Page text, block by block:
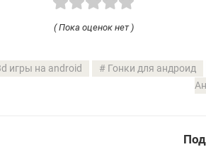
( Пока оценок нет )
игры на android Гонки для андроид